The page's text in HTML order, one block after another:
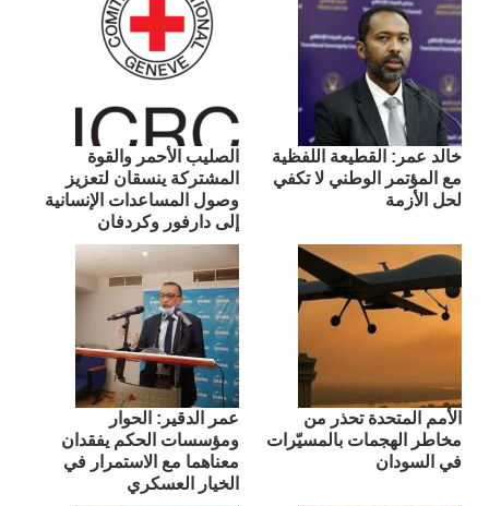
​خالد عمر: القطيعة اللفظية
مع المؤتمر الوطني لا تكفي
لحل الأزمة
الصليب الأحمر والقوة
المشتركة ينسقان لتعزيز
وصول المساعدات الإنسانية
إلى دارفور وكردفان
الأمم المتحدة تحذر من
مخاطر الهجمات بالمسيّرات
في السودان
عمر الدقير: الحوار
ومؤسسات الحكم يفقدان
معناهما مع الاستمرار في
الخيار العسكري